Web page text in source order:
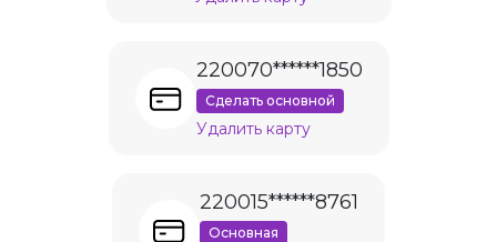
220070******1850
Сделать основной
Удалить карту
220015******8761
Основная